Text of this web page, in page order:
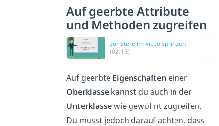
Auf geerbte Attribute
und Methoden zugreifen
zur Stelle im Video springen
(02:15)
Auf geerbte Eigenschaften einer
Oberklassekannst du auch in der
Unterklassewie gewohnt zugreifen.
Du musst jedoch darauf achten, dass